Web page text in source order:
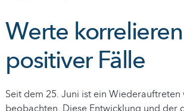
Werte
positiver Fälle
Seit dem 25. Juni ist ein Wiederauftreten